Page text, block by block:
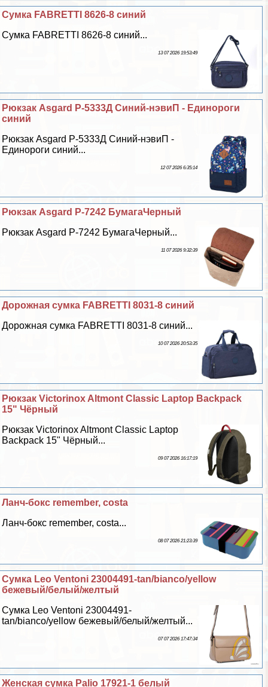
Сумка FABRETTI 8626-8 синий
Сумка FABRETTI 8626-8 синий...
13 07 2026 19:53:49
Рюкзак Asgard Р-5333Д Синий-нэвиП - Единороги
синий
Рюкзак Asgard Р-5333Д Синий-нэвиП -
Единороги синий...
12 07 2026 6:35:14
Рюкзак Asgard Р-7242 БумагаЧерный
Рюкзак Asgard Р-7242 БумагаЧерный...
11 07 2026 9:32:39
Дорожная сумка FABRETTI 8031-8 синий
Дорожная сумка FABRETTI 8031-8 синий...
10 07 2026 20:53:35
Рюкзак Victorinox Altmont Classic Laptop Backpack
15" Чёрный
Рюкзак Victorinox Altmont Classic Laptop
Backpack 15" Чёрный...
09 07 2026 16:17:19
Ланч-бокс remember, costa
Ланч-бокс remember, costa...
08 07 2026 21:23:39
Сумка Leo Ventoni 23004491-tan/bianco/yellow
бежевый/белый/желтый
Сумка Leo Ventoni 23004491-
tan/bianco/yellow бежевый/белый/желтый...
07 07 2026 17:47:34
Женская сумка Palio 17921-1 белый